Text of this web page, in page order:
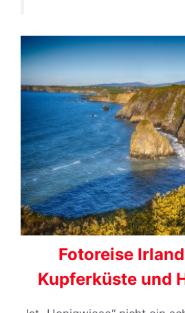
Fotoreise
Kupferküste und